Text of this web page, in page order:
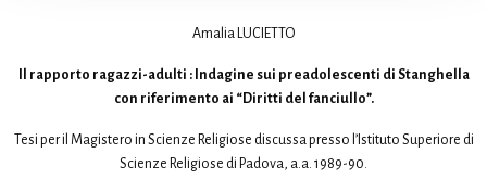
Amalia LUCIETTO
Il rapporto ragazzi-adulti : Indagine sui preadolescenti di Stanghella
con riferimento ai “Diritti del fanciullo”.
Tesi per il Magistero in Scienze Religiose discussa presso l’Istituto Superiore di
Scienze Religiose di Padova, a.a. 1989-90.